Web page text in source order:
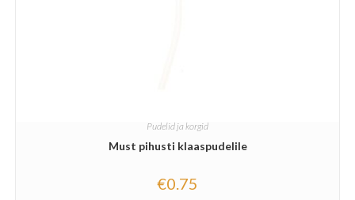
Pudelid ja korgid
Must pihusti klaaspudelile
€0.75